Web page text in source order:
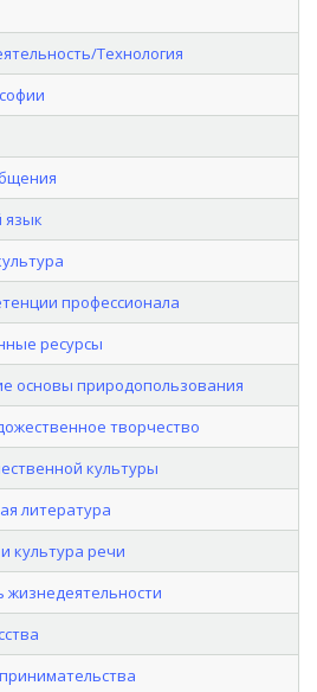
Технология
язык
профессионала
ресурсы
основы природопользования
творчество
культуры
литература
культура речи
жизнедеятельности